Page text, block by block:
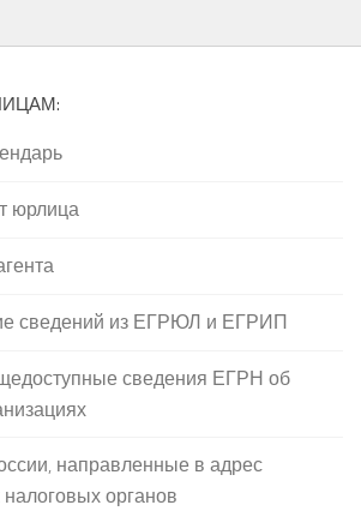
юрлица
сведений из ЕГРЮЛ и ЕГРИП
сведения ЕГРН об
направленные в адрес
органов